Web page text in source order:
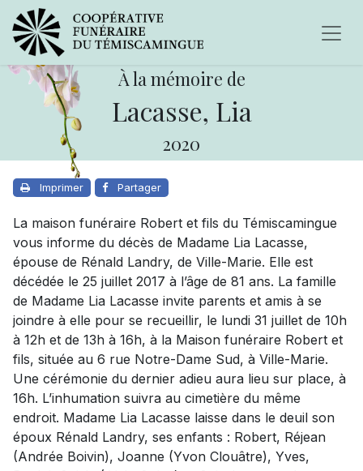
À la mémoire de
Lacasse, Lia
2020
Imprimer Partager
La maison funéraire Robert et fils du Témiscamingue
vous informe du décès de Madame Lia Lacasse,
épouse de Rénald Landry, de Ville-Marie. Elle est
décédée le 25 juillet 2017 à l’âge de 81 ans. La famille
de Madame Lia Lacasse invite parents et amis à se
joindre à elle pour se recueillir, le lundi 31 juillet de 10h
à 12h et de 13h à 16h, à la Maison funéraire Robert et
fils, située au 6 rue Notre-Dame Sud, à Ville-Marie.
Une cérémonie du dernier adieu aura lieu sur place, à
16h. L’inhumation suivra au cimetière du même
endroit. Madame Lia Lacasse laisse dans le deuil son
époux Rénald Landry, ses enfants : Robert, Réjean
(Andrée Boivin), Joanne (Yvon Clouâtre), Yves,